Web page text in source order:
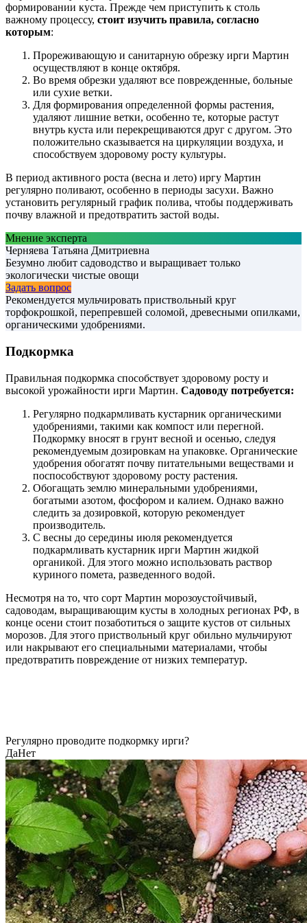
формировании куста. Прежде чем приступить к столь
важному процессу, стоит изучить правила, согласно
которым:
Прореживающую и санитарную обрезку ирги Мартин
осуществляют в конце октября.
Во время обрезки удаляют все поврежденные, больные
или сухие ветки.
Для формирования определенной формы растения,
удаляют лишние ветки, особенно те, которые растут
внутрь куста или перекрещиваются друг с другом. Это
положительно сказывается на циркуляции воздуха, и
способствуем здоровому росту культуры.
В период активного роста (весна и лето) иргу Мартин
регулярно поливают, особенно в периоды засухи. Важно
установить регулярный график полива, чтобы поддерживать
почву влажной и предотвратить застой воды.
Мнение эксперта
Черняева Татьяна Дмитриевна
Безумно любит садоводство и выращивает только
экологически чистые овощи
Задать вопрос
Рекомендуется мульчировать приствольный круг
торфокрошкой, перепревшей соломой, древесными опилками,
органическими удобрениями.
Подкормка
Правильная подкормка способствует здоровому росту и
высокой урожайности ирги Мартин. Садоводу потребуется:
Регулярно подкармливать кустарник органическими
удобрениями, такими как компост или перегной.
Подкормку вносят в грунт весной и осенью, следуя
рекомендуемым дозировкам на упаковке. Органические
удобрения обогатят почву питательными веществами и
поспособствуют здоровому росту растения.
Обогащать землю минеральными удобрениями,
богатыми азотом, фосфором и калием. Однако важно
следить за дозировкой, которую рекомендует
производитель.
С весны до середины июля рекомендуется
подкармливать кустарник ирги Мартин жидкой
органикой. Для этого можно использовать раствор
куриного помета, разведенного водой.
Несмотря на то, что сорт Мартин морозоустойчивый,
садоводам, выращивающим кусты в холодных регионах РФ, в
конце осени стоит позаботиться о защите кустов от сильных
морозов. Для этого приствольный круг обильно мульчируют
или накрывают его специальными материалами, чтобы
предотвратить повреждение от низких температур.
Регулярно проводите подкормку ирги?
ДаНет